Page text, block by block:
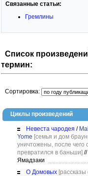
Связанные статьи:
Гремлины
Список
термин:
Сортировка:
Циклы произведений
Невеста чародея /
Yome [семья и дом
уничтожены, после чего
превратился в баньши] //
Ямадзаки
О Домовых [рассказы